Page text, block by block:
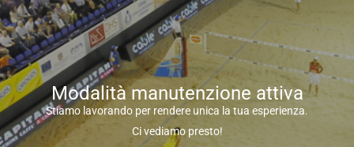
Modalità manutenzione attiva
Stiamo lavorando per rendere unica la tua esperienza.
Ci vediamo presto!